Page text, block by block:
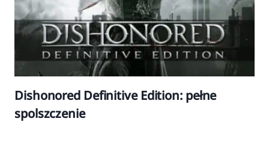
Dishonored Definitive Edition: pełne
spolszczenie